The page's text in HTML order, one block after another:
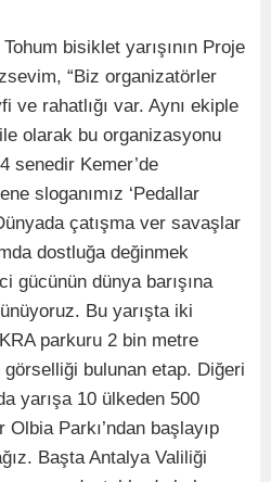
bisiklet yarışının Proje
“Biz organizatörler
ve rahatlığı var. Aynı ekiple
olarak bu organizasyonu
senedir Kemer’de
sloganımız ‘Pedallar
çatışma ver savaşlar
dostluğa değinmek
gücünün dünya barışına
Bu yarışta iki
parkuru 2 bin metre
görselliği bulunan etap. Diğeri
yarışa 10 ülkeden 500
Parkı’ndan başlayıp
Başta Antalya Valiliği